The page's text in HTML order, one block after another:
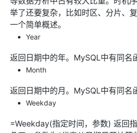
举了还要复杂，比如时区、分片、
一个简单概述。
Year
返回日期中的年。MySQL中有同名
Month
返回日期中的月。MySQL中有同名
Weekday
=Weekday(指定时间，参数) 返回